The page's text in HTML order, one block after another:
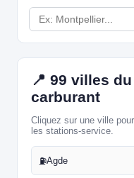
📍 99 villes
carburant
Cliquez sur une ville
les stations-service.
⛽Agde